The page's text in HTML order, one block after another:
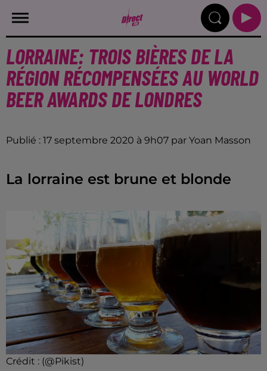
LORRAINE: TROIS BIÈRES DE LA
RÉGION RÉCOMPENSÉES AU WORLD
BEER AWARDS DE LONDRES
Publié : 17 septembre 2020 à 9h07 par Yoan Masson
La lorraine est brune et blonde
Crédit : (@Pikist)